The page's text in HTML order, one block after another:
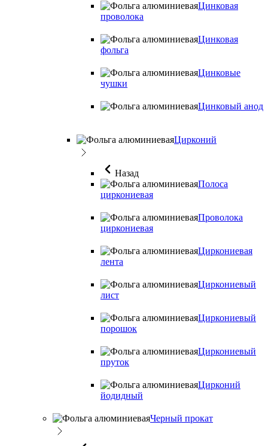
Цинковая
проволока
Цинковая
фольга
Цинковые
чушки
Цинковый анод
Цирконий
Назад
Полоса
циркониевая
Проволока
циркониевая
Циркониевая
лента
Циркониевый
лист
Циркониевый
порошок
Циркониевый
пруток
Цирконий
йодидный
Черный прокат